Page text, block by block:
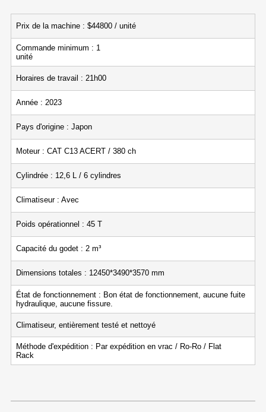
Prix de la machine : $44800 / unité
Commande minimum : 1
unité
Horaires de travail : 21h00
Année : 2023
Pays d'origine : Japon
Moteur : CAT C13 ACERT / 380 ch
Cylindrée : 12,6 L / 6 cylindres
Climatiseur : Avec
Poids opérationnel : 45 T
Capacité du godet : 2 m³
Dimensions totales : 12450*3490*3570 mm
État de fonctionnement : Bon état de fonctionnement, aucune fuite
hydraulique, aucune fissure.
Climatiseur, entièrement testé et nettoyé
Méthode d'expédition : Par expédition en vrac / Ro-Ro / Flat
Rack